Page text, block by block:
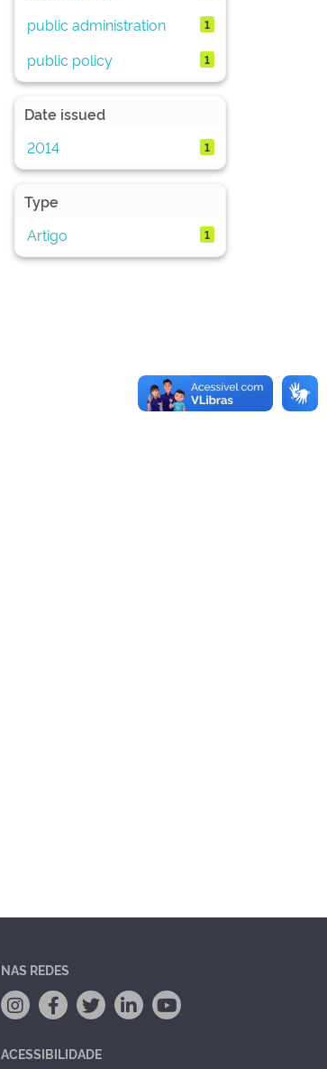
public administration 1
public policy 1
Date issued
2014
1
Type
Artigo
1
NAS REDES
ACESSIBILIDADE